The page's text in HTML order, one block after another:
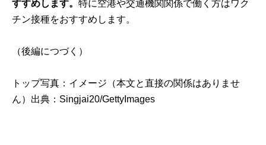
すすめします。特に空港や交通機関関係で働く方はワク
チン接種をおすすめします。
（後編につづく）
トップ写真：イメージ（本文と直接の関係はありませ
ん）出典： Singjai20/GettyImages